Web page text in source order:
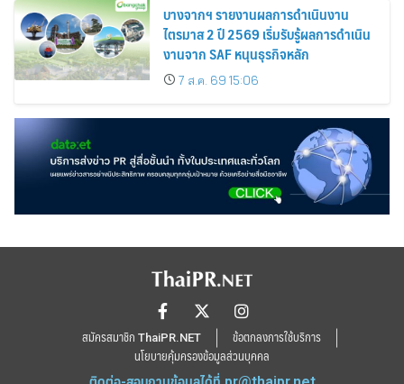
บางจากฯ รายงานผลการดำเนินงาน
ไตรมาส 2 ปี 2569 เริ่มรับรู้ผลการดำเนิน
งานจาก SAF หนุนธุรกิจหลัก
7 ส.ค. 69 15:06
สมัครสมาชิก ThaiPR.NET
ข้อตกลงการใช้บริการ
นโยบายคุ้มครองข้อมูลส่วนบุคคล